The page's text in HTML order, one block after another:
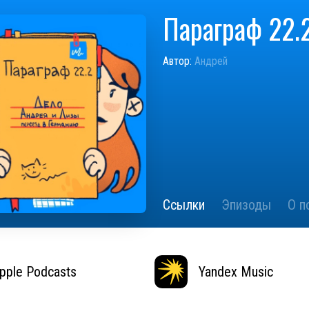
Параграф
Автор: Андрей
Ссылки Эпизоды О
Podcasts Yandex Music